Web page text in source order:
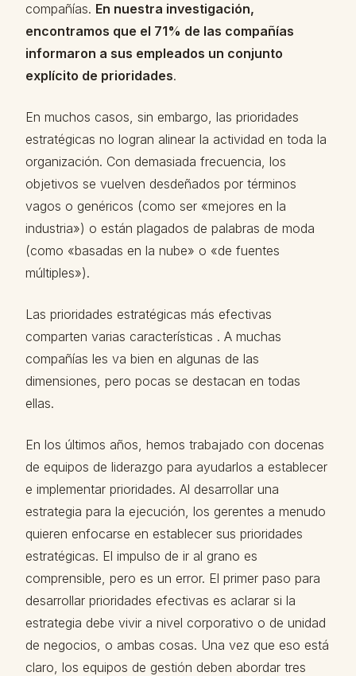
compañías. En nuestra investigación,
encontramos que el 71% de las compañías
informaron a sus empleados un conjunto
explícito de prioridades.
En muchos casos, sin embargo, las prioridades
estratégicas no logran alinear la actividad en toda la
organización. Con demasiada frecuencia, los
objetivos se vuelven desdeñados por términos
vagos o genéricos (como ser «mejores en la
industria») o están plagados de palabras de moda
(como «basadas en la nube» o «de fuentes
múltiples»).
Las prioridades estratégicas más efectivas
comparten varias características . A muchas
compañías les va bien en algunas de las
dimensiones, pero pocas se destacan en todas
ellas.
En los últimos años, hemos trabajado con docenas
de equipos de liderazgo para ayudarlos a establecer
e implementar prioridades. Al desarrollar una
estrategia para la ejecución, los gerentes a menudo
quieren enfocarse en establecer sus prioridades
estratégicas. El impulso de ir al grano es
comprensible, pero es un error. El primer paso para
desarrollar prioridades efectivas es aclarar si la
estrategia debe vivir a nivel corporativo o de unidad
de negocios, o ambas cosas. Una vez que eso está
claro, los equipos de gestión deben abordar tres